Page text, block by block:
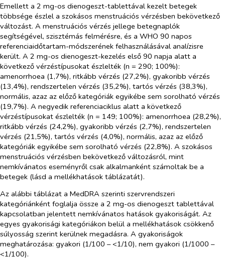
Emellett a 2 mg-os dienogeszt-tablettával kezelt betegek
többsége észlel a szokásos menstruációs vérzésben bekövetkező
változást. A menstruációs vérzés jellege betegnaplók
segítségével, szisztémás felmérésre, és a WHO 90 napos
referenciaidőtartam-módszerének felhasználásával analízisre
került. A 2 mg-os dienogeszt-kezelés első 90 napja alatt a
következő vérzéstípusokat észlelték (n = 290; 100%):
amenorrhoea (1,7%), ritkább vérzés (27,2%), gyakoribb vérzés
(13,4%), rendszertelen vérzés (35,2%), tartós vérzés (38,3%),
normális, azaz az előző kategóriák egyikébe sem sorolható vérzés
(19,7%). A negyedik referenciaciklus alatt a következő
vérzéstípusokat észlelték (n = 149; 100%): amenorrhoea (28,2%),
ritkább vérzés (24,2%), gyakoribb vérzés (2,7%), rendszertelen
vérzés (21,5%), tartós vérzés (4,0%), normális, azaz az előző
kategóriák egyikébe sem sorolható vérzés (22,8%). A szokásos
menstruációs vérzésben bekövetkező változásról, mint
nemkívánatos eseményről csak alkalmanként számoltak be a
betegek (lásd a mellékhatások táblázatát).
Az alábbi táblázat a MedDRA szerinti szervrendszeri
kategóriánként foglalja össze a 2 mg-os dienogeszt tablettával
kapcsolatban jelentett nemkívánatos hatások gyakoriságát. Az
egyes gyakorisági kategóriákon belül a mellékhatások csökkenő
súlyosság szerint kerülnek megadásra. A gyakoriságok
meghatározása: gyakori (1/100 – <1/10), nem gyakori (1/1000 –
<1/100).